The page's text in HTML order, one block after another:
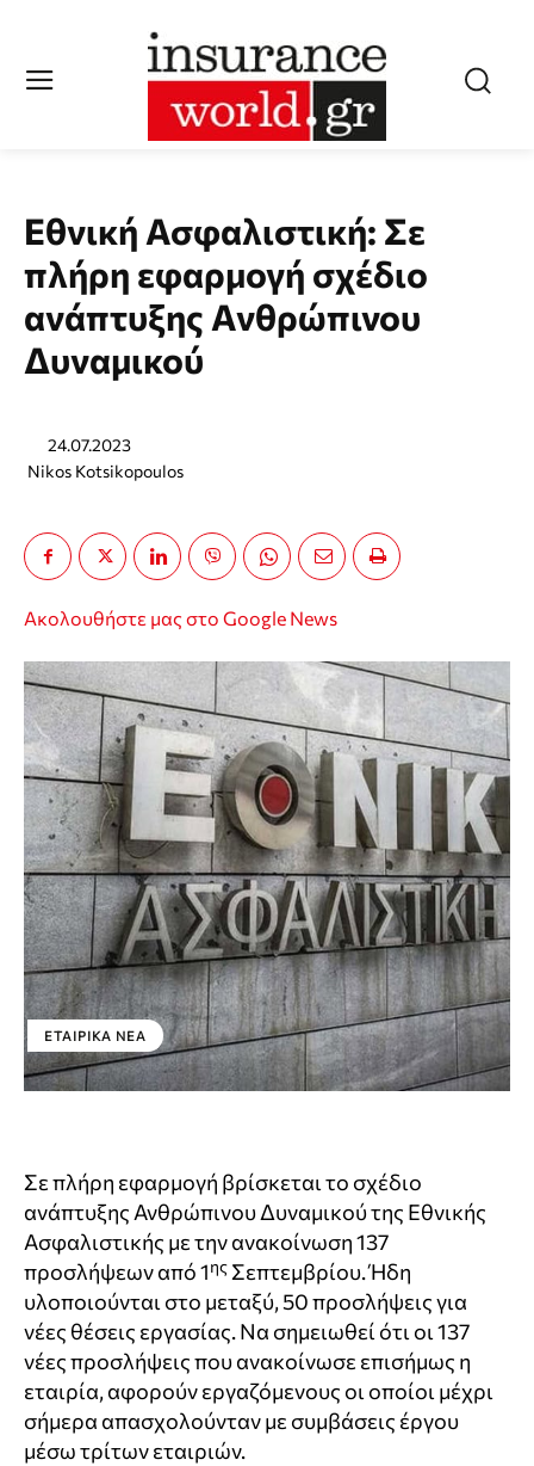
Εθνική Ασφαλιστική: Σε
πλήρη εφαρμογή σχέδιο
ανάπτυξης Ανθρώπινου
Δυναμικού
24.07.2023
Nikos Kotsikopoulos
Ακολουθήστε μας στο Google News
ΕΤΑΙΡΙΚΑ ΝΕΑ
Σε πλήρη εφαρμογή βρίσκεται το σχέδιο
ανάπτυξης Ανθρώπινου Δυναμικού της Εθνικής
Ασφαλιστικής με την ανακοίνωση 137
προσλήψεων από 1ης Σεπτεμβρίου. Ήδη
υλοποιούνται στο μεταξύ, 50 προσλήψεις για
νέες θέσεις εργασίας. Να σημειωθεί ότι οι 137
νέες προσλήψεις που ανακοίνωσε επισήμως η
εταιρία, αφορούν εργαζόμενους οι οποίοι μέχρι
σήμερα απασχολούνταν με συμβάσεις έργου
μέσω τρίτων εταιριών.